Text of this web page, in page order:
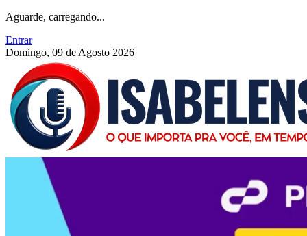
Aguarde, carregando...
Entrar
Domingo, 09 de Agosto 2026